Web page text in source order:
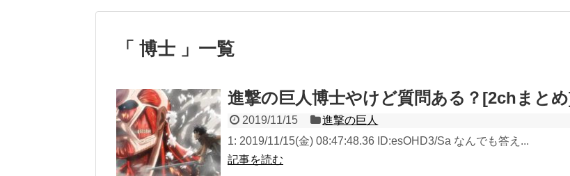
「 博士 」一覧
進撃の巨人博士やけど質問ある？[2chまと
2019/11/15
進撃の巨人
1: 2019/11/15(金) 08:47:48.36 ID:esOHD3/Sa なんでも答え...
記事を読む